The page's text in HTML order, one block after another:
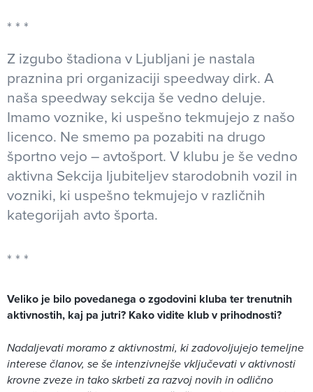
Z izgubo štadiona v Ljubljani je nastala
praznina pri organizaciji speedway dirk. A
naša speedway sekcija še vedno deluje.
Imamo voznike, ki uspešno tekmujejo z našo
licenco. Ne smemo pa pozabiti na drugo
športno vejo – avtošport. V klubu je še vedno
aktivna Sekcija ljubiteljev starodobnih vozil in
vozniki, ki uspešno tekmujejo v različnih
kategorijah avto športa.
Veliko je bilo povedanega o zgodovini kluba ter trenutnih
aktivnostih, kaj pa jutri? Kako vidite klub v prihodnosti?
Nadaljevati moramo z aktivnostmi, ki zadovoljujejo temeljne
interese članov, se še intenzivnejše vključevati v aktivnosti
krovne zveze in tako skrbeti za razvoj novih in odlično